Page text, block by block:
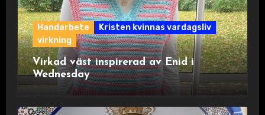
Handarbete
Kristen kvinnas vardagsliv
virkning
Virkad väst inspirerad av Enid i
Wednesday